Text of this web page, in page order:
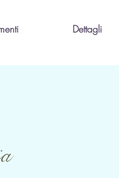
Dettagli